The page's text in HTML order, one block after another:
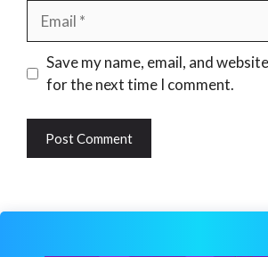
Email
Website
Save my name, email, and
for the next time I comment.